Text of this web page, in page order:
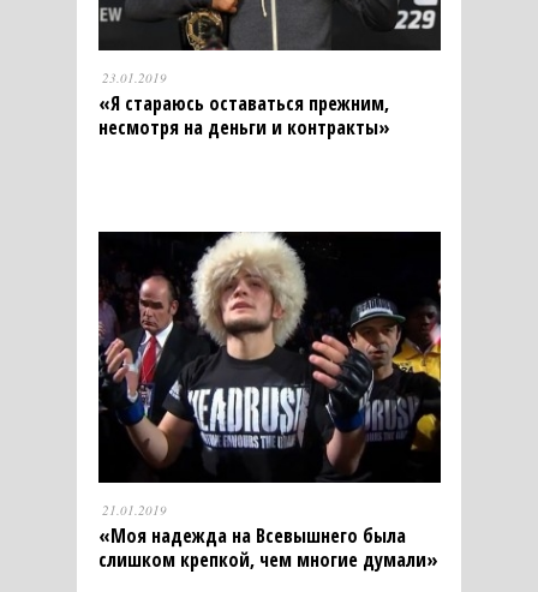
23.01.2019
«Я стараюсь оставаться прежним,
несмотря на деньги и контракты»
21.01.2019
«Моя надежда на Всевышнего была
слишком крепкой, чем многие думали»